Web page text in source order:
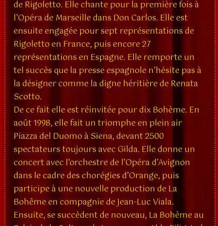
de Rigoletto. Elle chante pour la première fois à
l’Opéra de Marseille dans Don Carlos. Elle est
ensuite engagée pour sept représentations de
Rigoletto en France, puis encore 27
représentations en Espagne. Elle remporte un
tel succès que la presse espagnole n’hésite pas à
la désigner comme la digne héritière de Renata
Scotto.
De ce fait elle est réinvitée pour dix Bohème. En
août 1998, elle fait un triomphe en plein air
Piazza del Duomo à Siena, devant 2500
spectateurs toujours avec Gilda. Elle donne un
concert avec l’orchestre de l’Opéra d’Avignon
dans le cadre des chorégies d’Orange, puis
participe à une nouvelle production de La
Bohême en compagnie de Jean-Luc Viala.
Ensuite, se succèdent de nouveau, La Bohème au